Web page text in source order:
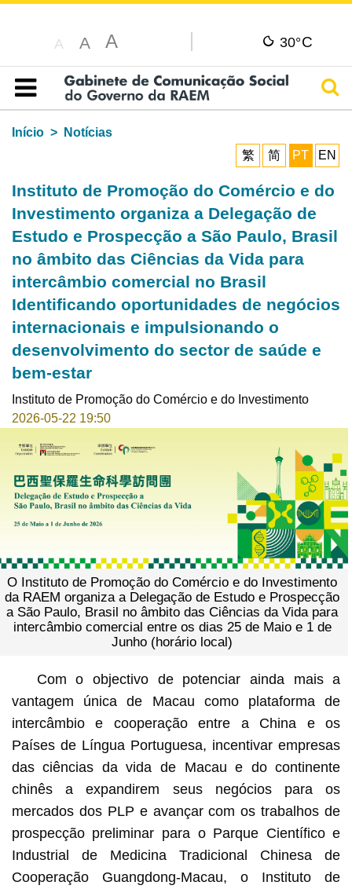
A A A 30°C
Índice
Início
Notícias
繁
简 PT EN
Instituto de Promoção do Comércio e do
Investimento organiza a Delegação de
Estudo e Prospecção a São Paulo, Brasil
no âmbito das Ciências da Vida para
intercâmbio comercial no Brasil
Identificando oportunidades de negócios
internacionais e impulsionando o
desenvolvimento do sector de saúde e
bem-estar
Instituto de Promoção do Comércio e do Investimento
2026-05-22 19:50
O Instituto de Promoção do Comércio e do Investimento
da RAEM organiza a Delegação de Estudo e Prospecção
a São Paulo, Brasil no âmbito das Ciências da Vida para
intercâmbio comercial entre os dias 25 de Maio e 1 de
Junho (horário local)
Com o objectivo de potenciar ainda mais a
vantagem única de Macau como plataforma de
intercâmbio e cooperação entre a China e os
Países de Língua Portuguesa, incentivar empresas
das ciências da vida de Macau e do continente
chinês a expandirem seus negócios para os
mercados dos PLP e avançar com os trabalhos de
prospecção preliminar para o Parque Científico e
Industrial de Medicina Tradicional Chinesa de
Cooperação Guangdong-Macau, o Instituto de